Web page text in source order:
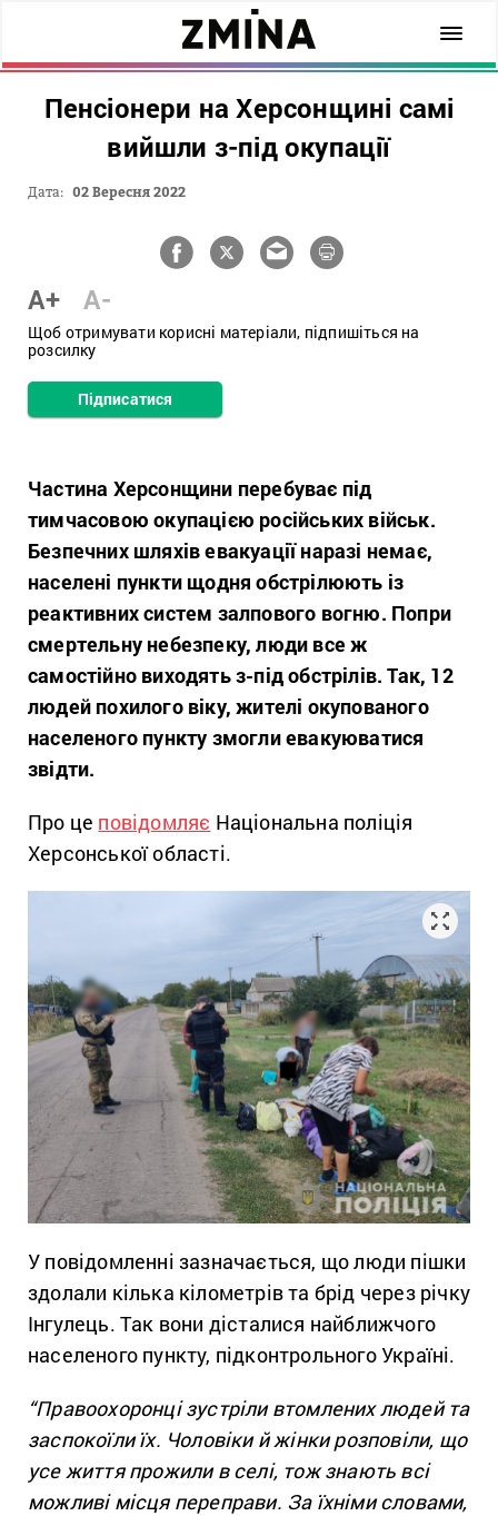
Пенсіонери на Херсонщині самі
вийшли з-під окупації
Дата: 02 Вересня 2022
A+ A-
Щоб отримувати корисні матеріали, підпишіться на
розсилку
Підписатися
Частина Херсонщини перебуває під
тимчасовою окупацією російських військ.
Безпечних шляхів евакуації наразі немає,
населені пункти щодня обстрілюють із
реактивних систем залпового вогню. Попри
смертельну небезпеку, люди все ж
самостійно виходять з-під обстрілів. Так, 12
людей похилого віку, жителі окупованого
населеного пункту змогли евакуюватися
звідти.
Про це повідомляє Національна поліція
Херсонської області.
У повідомленні зазначається, що люди пішки
здолали кілька кілометрів та брід через річку
Інгулець. Так вони дісталися найближчого
населеного пункту, підконтрольного Україні.
“Правоохоронці зустріли втомлених людей та
заспокоїли їх. Чоловіки й жінки розповіли, що
усе життя прожили в селі, тож знають всі
можливі місця переправи. За їхніми словами,